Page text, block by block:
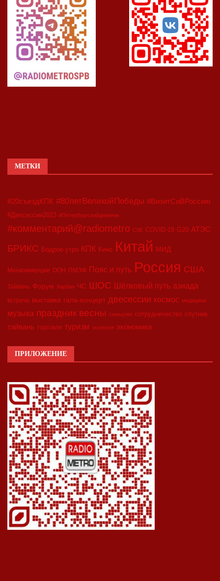
МЕТКИ
#20съездКПК #80летВеликойПобеды #ВизитСиВРоссию
#Двесессии2023 #Петербургскийдневник
#комментарий@radiometro CIIE COVID-19 G20 АТЭС
БРИКС Бодрое утро КПК Кино Китай МИД
Минкоммерции ООН ПМЭФ Пояс и путь Россия США
Тайвань Форум Харбин ЧС ШОС Шёлковый путь азиада
встреча выставка гала-концерт двесессии космос медицина
музыка праздник весны синьцзян сотрудничество спутник
тайвань торговля туризм экология экономика
ПРИЛОЖЕНИЕ